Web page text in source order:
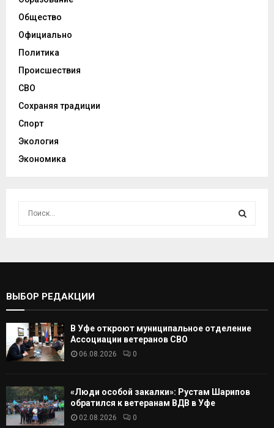
Общество
Официально
Политика
Происшествия
СВО
Сохраняя традиции
Спорт
Экология
Экономика
С
А
ВЫБОР РЕДАКЦИИ
В Уфе откроют муниципальное отделение
Ассоциации ветеранов СВО
06.08.2026 0
«Люди особой закалки»: Рустам Шарипов
обратился к ветеранам ВДВ в Уфе
02.08.2026 0